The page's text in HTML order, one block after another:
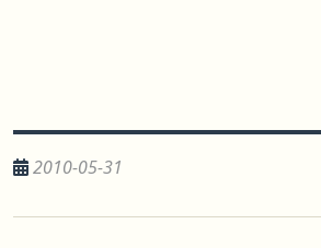
2010-05-31